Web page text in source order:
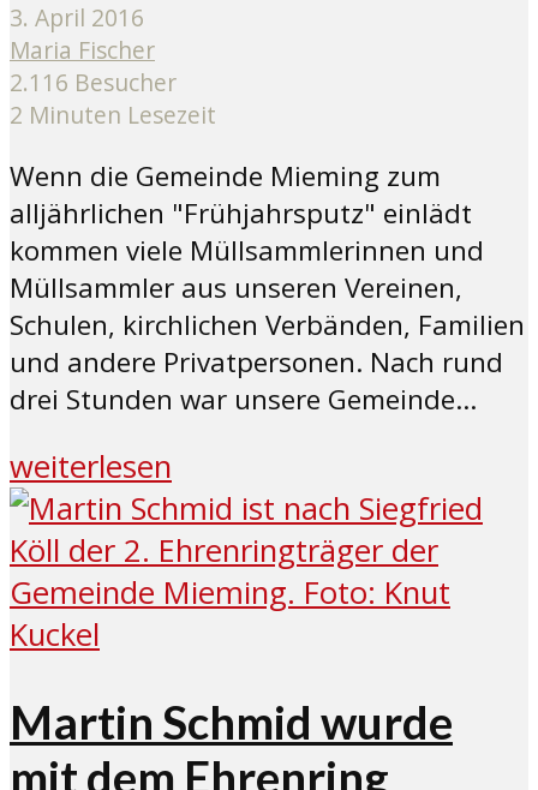
3. April 2016
Maria Fischer
2.116 Besucher
2 Minuten Lesezeit
Wenn die Gemeinde Mieming zum
alljährlichen "Frühjahrsputz" einlädt
kommen viele Müllsammlerinnen und
Müllsammler aus unseren Vereinen,
Schulen, kirchlichen Verbänden, Familien
und andere Privatpersonen. Nach rund
drei Stunden war unsere Gemeinde...
weiterlesen
Martin Schmid wurde
mit dem Ehrenring